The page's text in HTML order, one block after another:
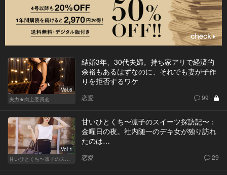
Vol.6
夫力★向上委員会
結婚3年、30代夫婦。持ち家アリで経済的
余裕もあるはずなのに、それでも妻が子作
りを拒否するワケ
恋愛 99
Vol.1
甘いひとくち〜凛子のスイーツ探訪記〜
甘いひとくち〜凛子のスイーツ探訪記〜：
金曜日の夜。社内随一のデキ女が独り訪れ
たのは…
恋愛 29